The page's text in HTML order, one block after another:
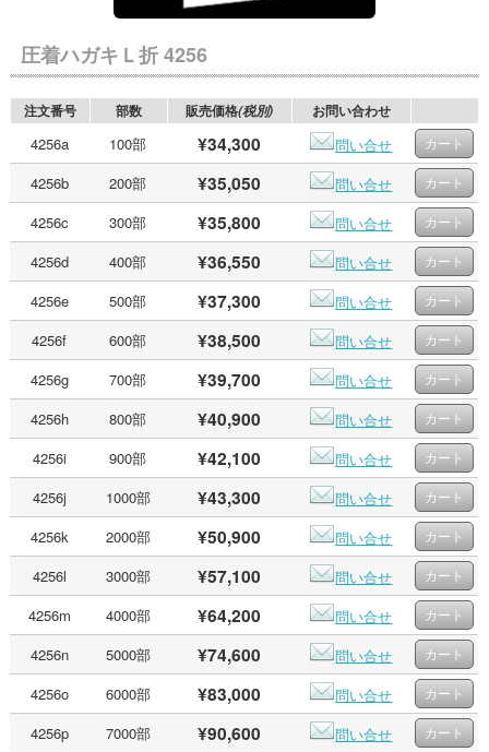
圧着ハガキＬ折 4256
注文番号 部数 販売価格(税別) お問い合わせ
4256a 100部 ¥34,300
問い合せ
4256b
200部 ¥35,050
問い合せ
4256c
300部 ¥35,800
問い合せ
4256d
400部 ¥36,550
問い合せ
4256e
500部 ¥37,300
問い合せ
4256f
600部 ¥38,500
問い合せ
4256g
700部 ¥39,700
問い合せ
4256h
800部 ¥40,900
問い合せ
4256i
900部 ¥42,100
問い合せ
4256j
1000部 ¥43,300
問い合せ
4256k
2000部 ¥50,900
問い合せ
4256l
3000部 ¥57,100
問い合せ
4256m
4000部 ¥64,200
問い合せ
4256n
5000部 ¥74,600
問い合せ
4256o
6000部 ¥83,000
問い合せ
4256p
7000部 ¥90,600
問い合せ